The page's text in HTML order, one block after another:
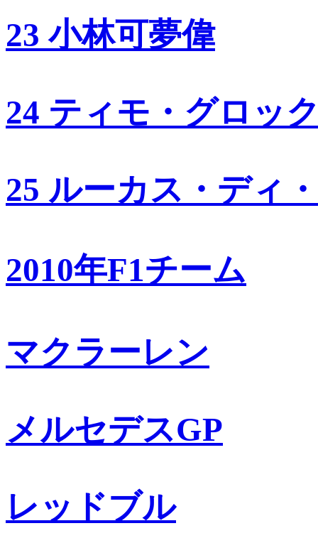
23 小林可夢偉
24 ティモ・グロッ
25 ルーカス・ディ
2010年F1チーム
マクラーレン
メルセデスGP
レッドブル